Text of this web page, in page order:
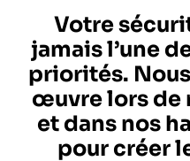
Votre
jamais l’une
priorités.
œuvre lors de
et dans nos
pour créer